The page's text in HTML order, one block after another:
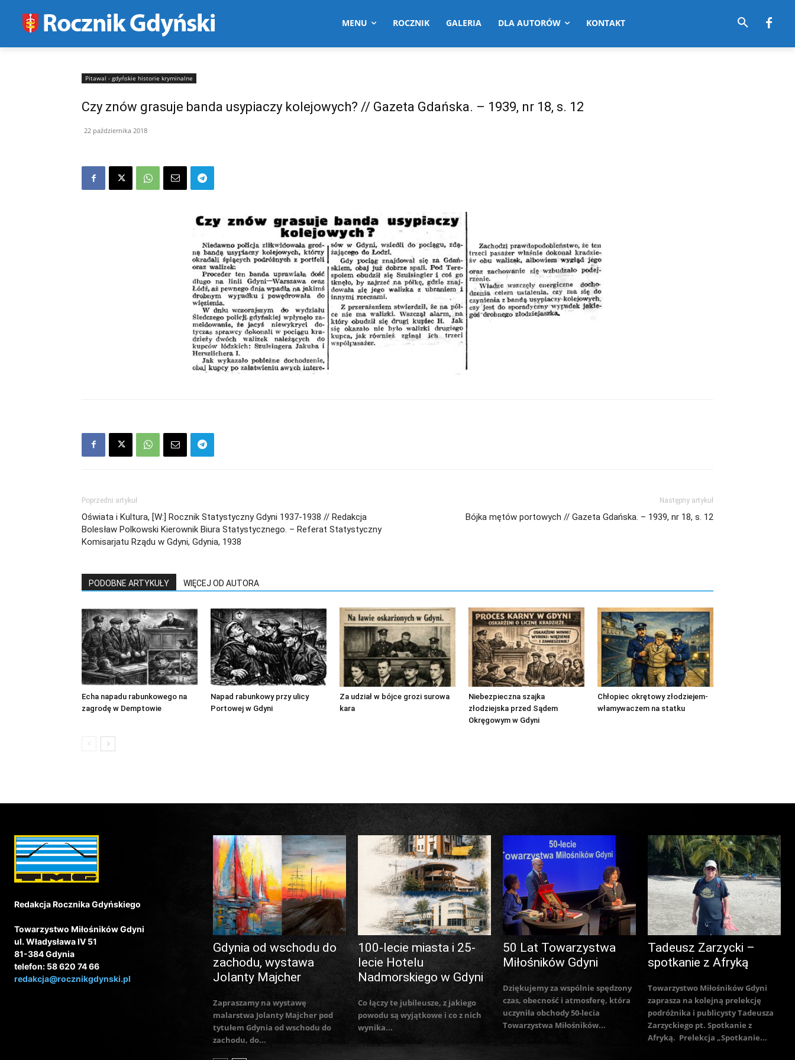
MENU ROCZNIK GALERIA DLA AUTORÓW KONTAKT
Pitawal - gdyńskie historie kryminalne
Czy znów grasuje banda usypiaczy kolejowych? // Gazeta Gdańska. – 1939, nr 18, s. 12
22 października 2018
Poprzedni artykuł
Oświata i Kultura, [W:] Rocznik Statystyczny Gdyni 1937-1938 // Redakcja
Bolesław Polkowski Kierownik Biura Statystycznego. – Referat Statystyczny
Komisarjatu Rządu w Gdyni, Gdynia, 1938
Następny artykuł
Bójka mętów portowych // Gazeta Gdańska. – 1939, nr 18, s. 12
PODOBNE ARTYKUŁY WIĘCEJ OD AUTORA
Echa napadu rabunkowego na
zagrodę w Demptowie
Napad rabunkowy przy ulicy
Portowej w Gdyni
Za udział w bójce grozi surowa
kara
Niebezpieczna szajka
złodziejska przed Sądem
Okręgowym w Gdyni
Chłopiec okrętowy złodziejem-
włamywaczem na statku
Redakcja Rocznika Gdyńskiego
Towarzystwo Miłośników Gdyni
ul. Władysława IV 51
81-384 Gdynia
telefon: 58 620 74 66
redakcja@rocznikgdynski.pl
Gdynia od wschodu do
zachodu, wystawa
Jolanty Majcher
Zapraszamy na wystawę
malarstwa Jolanty Majcher pod
tytułem Gdynia od wschodu do
zachodu, do...
100-lecie miasta i 25-
lecie Hotelu
Nadmorskiego w Gdyni
Co łączy te jubileusze, z jakiego
powodu są wyjątkowe i co z nich
wynika...
50 Lat Towarzystwa
Miłośników Gdyni
Dziękujemy za wspólnie spędzony
czas, obecność i atmosferę, która
uczyniła obchody 50-lecia
Towarzystwa Miłośników...
Tadeusz Zarzycki –
spotkanie z Afryką
Towarzystwo Miłośników Gdyni
zaprasza na kolejną prelekcję
podróżnika i publicysty Tadeusza
Zarzyckiego pt. Spotkanie z
Afryką. Prelekcja „Spotkanie...